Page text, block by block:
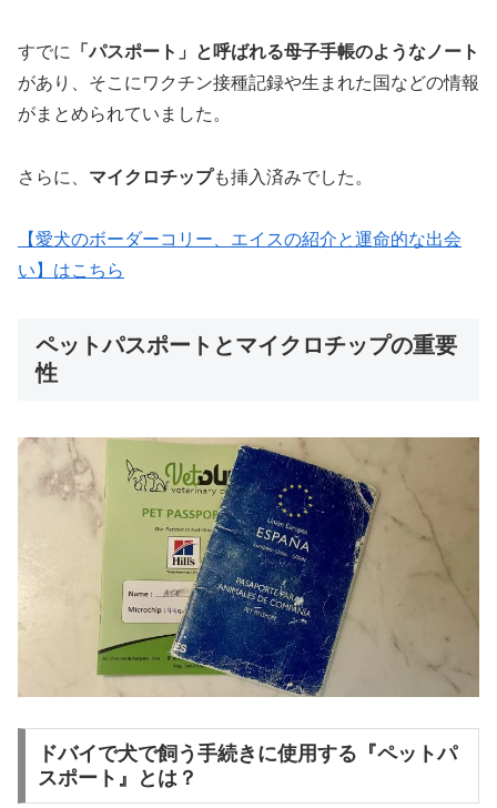
すでに
「パスポート」と呼ばれる母子手帳のようなノート
があり、そこにワクチン接種記録や生まれた国などの情報
がまとめられていました。
さらに、 マイクロチップも挿入済みでした。
【愛犬のボーダーコリー、エイスの紹介と運命的な出会
い】はこちら
ペットパスポートとマイクロチップの重要
性
ドバイで犬で飼う手続きに使用する『ペットパ
スポート』とは？